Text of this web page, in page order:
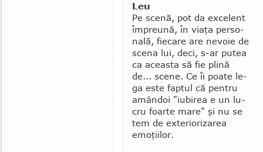
Leu
Pe scenă, pot da excelent
împreună, în viaţa per­so­
nală, fiecare are nevoie de
scena lui, deci, s-ar pu­tea
ca aceasta să fie plină
de... scene. Ce îi poate le­
ga este faptul că pentru
amândoi "iubirea e un lu­
cru foarte mare" şi nu se
tem de exteriorizarea
emoţiilor.